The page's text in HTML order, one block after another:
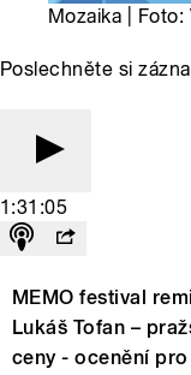
Mozaika | Foto:
Poslechněte si
1:31:05
MEMO festival
Lukáš Tofan –
ceny - ocenění